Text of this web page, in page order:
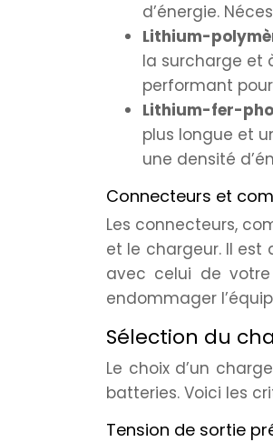
d’énergie.
Lithium-
la surcharge et
performant
Lithium-fer-
plus longue et
une densité
Connecteurs et
Les connecteurs,
et le chargeur. Il est
avec celui de
endommager
Sélection du
Le choix d’un
batteries. Voici les
Tension de sortie